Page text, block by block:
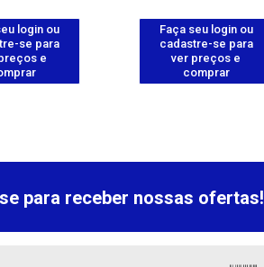
login ou
se para
e
Faça seu login ou
cadastre-se para
ver preços e
comprar
para receber nossas ofertas!